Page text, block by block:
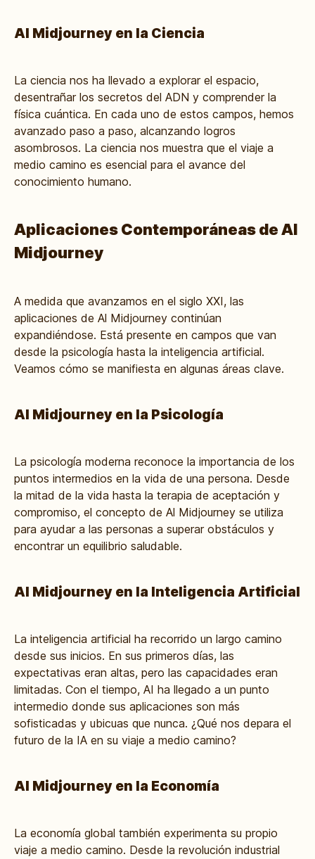
Al Midjourney en la Ciencia
La ciencia nos ha llevado a explorar el espacio,
desentrañar los secretos del ADN y comprender la
física cuántica. En cada uno de estos campos, hemos
avanzado paso a paso, alcanzando logros
asombrosos. La ciencia nos muestra que el viaje a
medio camino es esencial para el avance del
conocimiento humano.
Aplicaciones Contemporáneas de Al
Midjourney
A medida que avanzamos en el siglo XXI, las
aplicaciones de Al Midjourney continúan
expandiéndose. Está presente en campos que van
desde la psicología hasta la inteligencia artificial.
Veamos cómo se manifiesta en algunas áreas clave.
Al Midjourney en la Psicología
La psicología moderna reconoce la importancia de los
puntos intermedios en la vida de una persona. Desde
la mitad de la vida hasta la terapia de aceptación y
compromiso, el concepto de Al Midjourney se utiliza
para ayudar a las personas a superar obstáculos y
encontrar un equilibrio saludable.
Al Midjourney en la Inteligencia Artificial
La inteligencia artificial ha recorrido un largo camino
desde sus inicios. En sus primeros días, las
expectativas eran altas, pero las capacidades eran
limitadas. Con el tiempo, AI ha llegado a un punto
intermedio donde sus aplicaciones son más
sofisticadas y ubicuas que nunca. ¿Qué nos depara el
futuro de la IA en su viaje a medio camino?
Al Midjourney en la Economía
La economía global también experimenta su propio
viaje a medio camino. Desde la revolución industrial